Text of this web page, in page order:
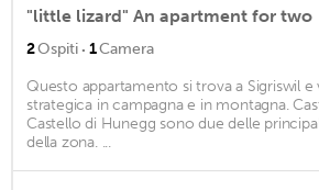
"little lizard" An apartment for two
2Ospiti · 1Camera
Questo appartamento si trova a Sigriswil e
strategica in campagna e in montagna.
Castello di Hunegg sono due delle
della zona. ...